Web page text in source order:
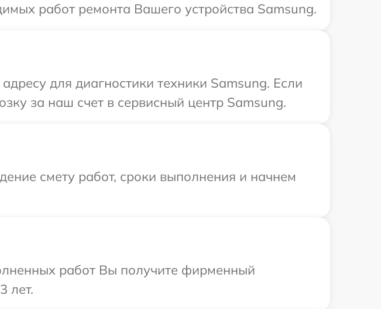
работ ремонта Вашего устройства Samsung.
для диагностики техники Samsung. Если
за наш счет в сервисный центр Samsung.
смету работ, сроки выполнения и начнем
работ Вы получите фирменный
лет.